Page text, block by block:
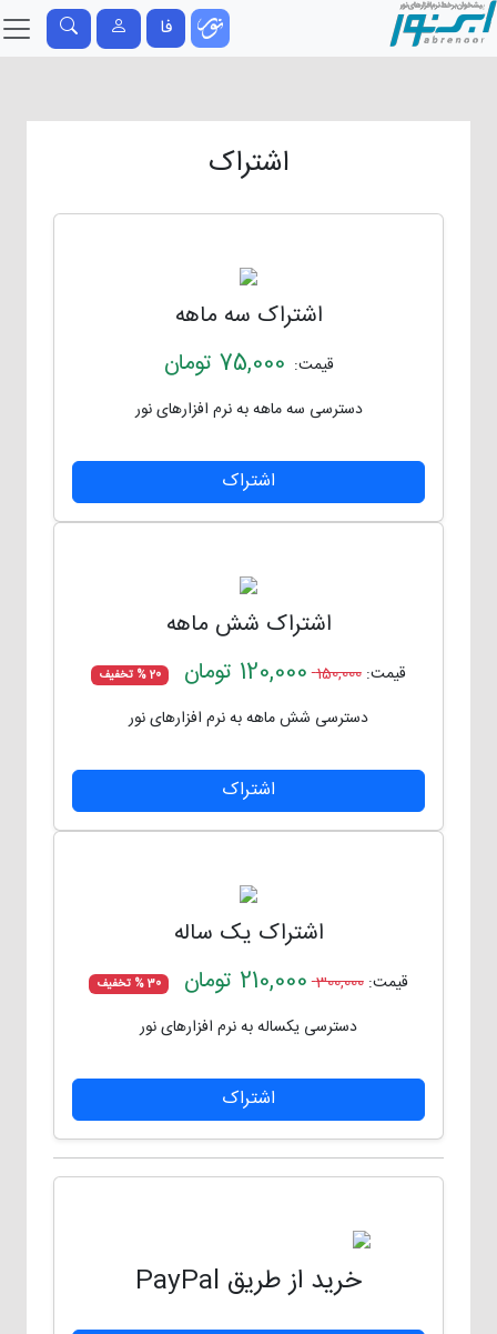
فا
اشتراک
اشتراک سه ماهه
قیمت: 75,000 تومان
دسترسی سه ماهه به نرم افزارهای نور
اشتراک
اشتراک شش ماهه
قیمت:150,000
120,000 تومان 20 % تخفیف
دسترسی شش ماهه به نرم افزارهای نور
اشتراک
اشتراک یک ساله
قیمت:300,000
210,000 تومان 30 % تخفیف
دسترسی یکساله به نرم افزارهای نور
اشتراک
خرید از طریق PayPal